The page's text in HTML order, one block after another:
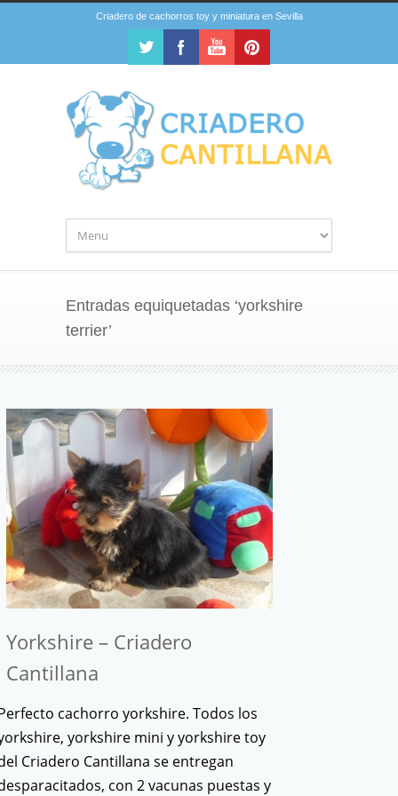
Criadero de cachorros toy y miniatura en Sevilla
Entradas equiquetadas ‘yorkshire
terrier’
Yorkshire – Criadero
Cantillana
cachorro yorkshire. Todos los
yorkshire mini y yorkshire toy
Criadero Cantillana se entregan
con 2 vacunas puestas y